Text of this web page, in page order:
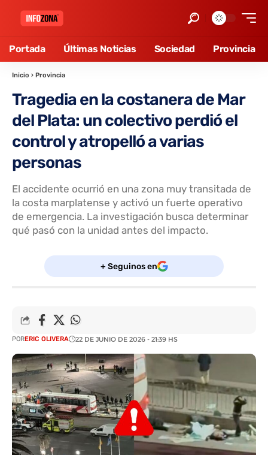
Portada Últimas Noticias Sociedad Provincia
Inicio › Provincia
Tragedia en la costanera de Mar
del Plata: un colectivo perdió el
control y atropelló a varias
personas
El accidente ocurrió en una zona muy transitada de
la costa marplatense y activó un fuerte operativo
de emergencia. La investigación busca determinar
qué pasó con la unidad antes del impacto.
+ Seguinos en
PORERIC OLIVERA 22 DE JUNIO DE 2026 - 21:39 HS